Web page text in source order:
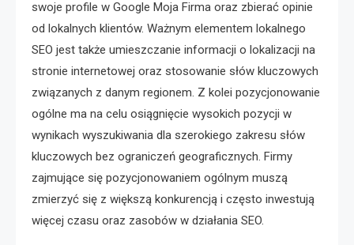
swoje profile w Google Moja Firma oraz zbierać opinie
od lokalnych klientów. Ważnym elementem lokalnego
SEO jest także umieszczanie informacji o lokalizacji na
stronie internetowej oraz stosowanie słów kluczowych
związanych z danym regionem. Z kolei pozycjonowanie
ogólne ma na celu osiągnięcie wysokich pozycji w
wynikach wyszukiwania dla szerokiego zakresu słów
kluczowych bez ograniczeń geograficznych. Firmy
zajmujące się pozycjonowaniem ogólnym muszą
zmierzyć się z większą konkurencją i często inwestują
więcej czasu oraz zasobów w działania SEO.